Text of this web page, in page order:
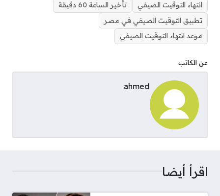
انتهاء التوقيت الصيفي
تأخير الساعة 60 دقيقة
تطبيق التوقيت الصيفي في مصر
موعد انتهاء التوقيت الصيفي
عن الكاتب
ahmed
اقرأ أيضا